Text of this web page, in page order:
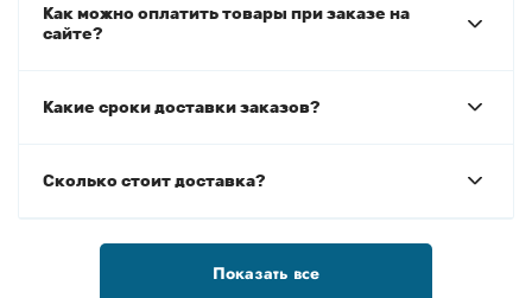
Как можно оплатить товары при заказе на
сайте?
Какие сроки доставки заказов?
Сколько стоит доставка?
Показать все